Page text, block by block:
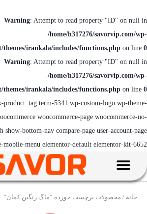
Warning: Attempt to read property "ID" on null in
/home/h317276/savorvip.com/wp-
themes/irankala/includes/functions.php on line 0
Warning: Attempt to read property "ID" on null in
/home/h317276/savorvip.com/wp-
themes/irankala/includes/functions.php on line 0
product_tag term-5341 wp-custom-logo wp-theme-
woocommerce-page woocommerce-no-
show-bottom-nav compare-page user-account-page
mobile-menu elementor-default elementor-kit-6652">
خانه / محصولات برچسب خورده “ماگ رنگین کمان”